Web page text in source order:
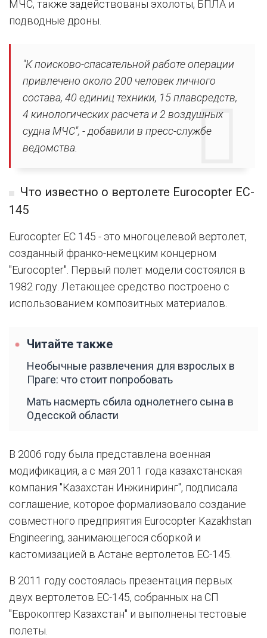
МЧС, также задействованы эхолоты, БПЛА и
подводные дроны.
"К поисково-спасательной работе операции
привлечено около 200 человек личного
состава, 40 единиц техники, 15 плавсредств,
4 кинологических расчета и 2 воздушных
судна МЧС", - добавили в пресс-службе
ведомства.
Что известно о вертолете Eurocopter EC-
145
Eurocopter EC 145 - это многоцелевой вертолет,
созданный франко-немецким концерном
"Eurocopter". Первый полет модели состоялся в
1982 году. Летающее средство построено с
использованием композитных материалов.
Читайте также
Необычные развлечения для взрослых в
Праге: что стоит попробовать
Мать насмерть сбила однолетнего сына в
Одесской области
В 2006 году была представлена военная
модификация, а с мая 2011 года казахстанская
компания "Казахстан Инжиниринг", подписала
соглашение, которое формализовало создание
совместного предприятия Eurocopter Kazakhstan
Engineering, занимающегося сборкой и
кастомизацией в Астане вертолетов EC-145.
В 2011 году состоялась презентация первых
двух вертолетов ЕС-145, собранных на СП
"Еврокоптер Казахстан" и выполнены тестовые
полеты.